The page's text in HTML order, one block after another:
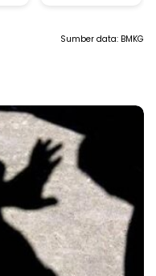
Sumber data: BMKG